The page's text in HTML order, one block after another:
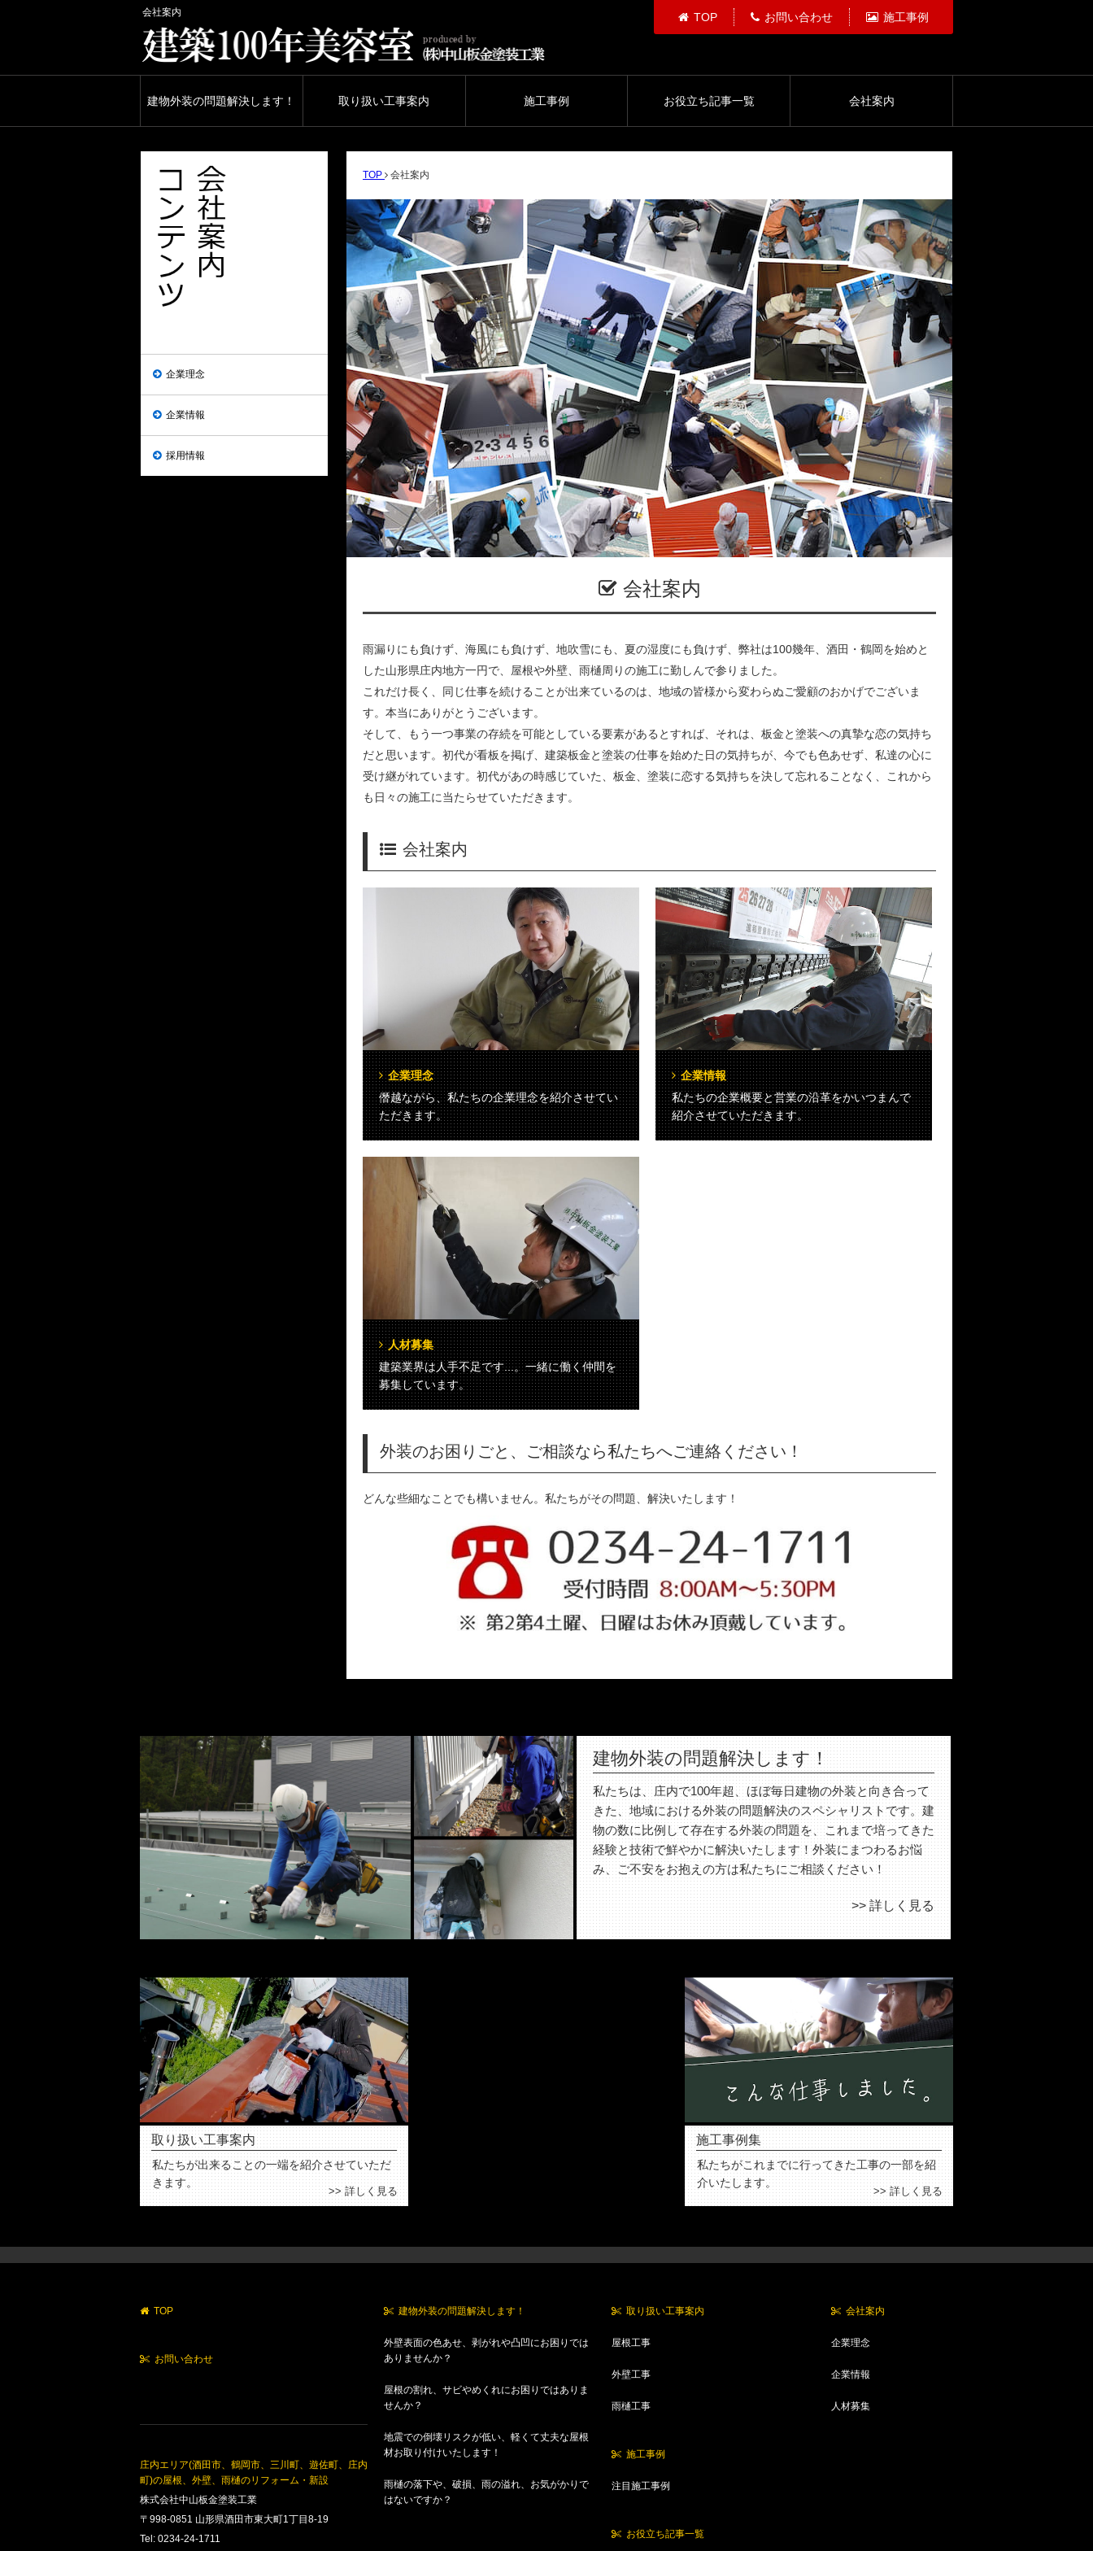
会社案内 TOP お問い合わせ 施工事例
建物外装の問題解決します！ 取り扱い工事案内 施工事例 お役立ち記事一覧 会社案内
企業理念
企業情報
採用情報
TOP 会社案内
会社案内
雨漏りにも負けず、海風にも負けず、地吹雪にも、夏の湿度にも負けず、弊社は100幾年、酒田・鶴岡を始めと
した山形県庄内地方一円で、屋根や外壁、雨樋周りの施工に勤しんで参りました。
これだけ長く、同じ仕事を続けることが出来ているのは、地域の皆様から変わらぬご愛顧のおかげでございま
す。本当にありがとうございます。
そして、もう一つ事業の存続を可能としている要素があるとすれば、それは、板金と塗装への真摯な恋の気持ち
だと思います。初代が看板を掲げ、建築板金と塗装の仕事を始めた日の気持ちが、今でも色あせず、私達の心に
受け継がれています。初代があの時感じていた、板金、塗装に恋する気持ちを決して忘れることなく、これから
も日々の施工に当たらせていただきます。
会社案内
企業理念
僭越ながら、私たちの企業理念を紹介させてい
ただきます。
企業情報
私たちの企業概要と営業の沿革をかいつまんで
紹介させていただきます。
人材募集
建築業界は人手不足です...。一緒に働く仲間を
募集しています。
外装のお困りごと、ご相談なら私たちへご連絡ください！
どんな些細なことでも構いません。私たちがその問題、解決いたします！
建物外装の問題解決します！
私たちは、庄内で100年超、ほぼ毎日建物の外装と向き合って
きた、地域における外装の問題解決のスペシャリストです。建
物の数に比例して存在する外装の問題を、これまで培ってきた
経験と技術で鮮やかに解決いたします！外装にまつわるお悩
み、ご不安をお抱えの方は私たちにご相談ください！
>> 詳しく見る
取り扱い工事案内
私たちが出来ることの一端を紹介させていただ
きます。
>> 詳しく見る
施工事例集
私たちがこれまでに行ってきた工事の一部を紹
介いたします。
>> 詳しく見る
TOP
お問い合わせ
庄内エリア(酒田市、鶴岡市、三川町、遊佐町、庄内
町)の屋根、外壁、雨樋のリフォーム・新設
株式会社中山板金塗装工業
〒998-0851 山形県酒田市東大町1丁目8-19
Tel: 0234-24-1711
建物外装の問題解決します！
外壁表面の色あせ、剥がれや凸凹にお困りでは
ありませんか？
屋根の割れ、サビやめくれにお困りではありま
せんか？
地震での倒壊リスクが低い、軽くて丈夫な屋根
材お取り付けいたします！
雨樋の落下や、破損、雨の溢れ、お気がかりで
はないですか？
取り扱い工事案内
屋根工事
外壁工事
雨樋工事
施工事例
注目施工事例
お役立ち記事一覧
会社案内
企業理念
企業情報
人材募集